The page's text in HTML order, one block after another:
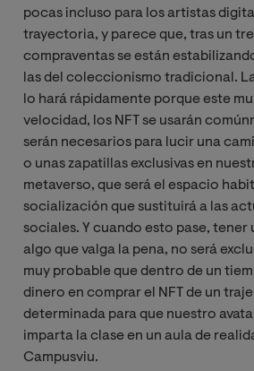
pocas incluso para los artistas
trayectoria, y parece que, tras un
compraventas se están
las del coleccionismo tradicional.
lo hará rápidamente porque este
velocidad, los NFT se usarán
serán necesarios para lucir una
o unas zapatillas exclusivas en
metaverso, que será el espacio
socialización que sustituirá a las
sociales. Y cuando esto pase, tener
algo que valga la pena, no será
muy probable que dentro de un
dinero en comprar el NFT de un
determinada para que nuestro
imparta la clase en un aula de
Campusviu.